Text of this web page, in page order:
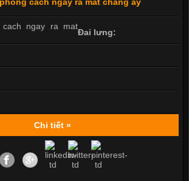
cách ngày ra mắt chàng ấy
Đai lưng:
Chi tiết »